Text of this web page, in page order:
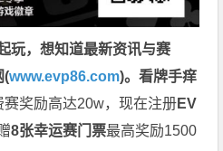
玩，想知道最新资讯与赛
(www.evp86.com)。看牌手痒
赛奖励高达20w，现在注册EV
8张幸运赛门票最高奖励1500